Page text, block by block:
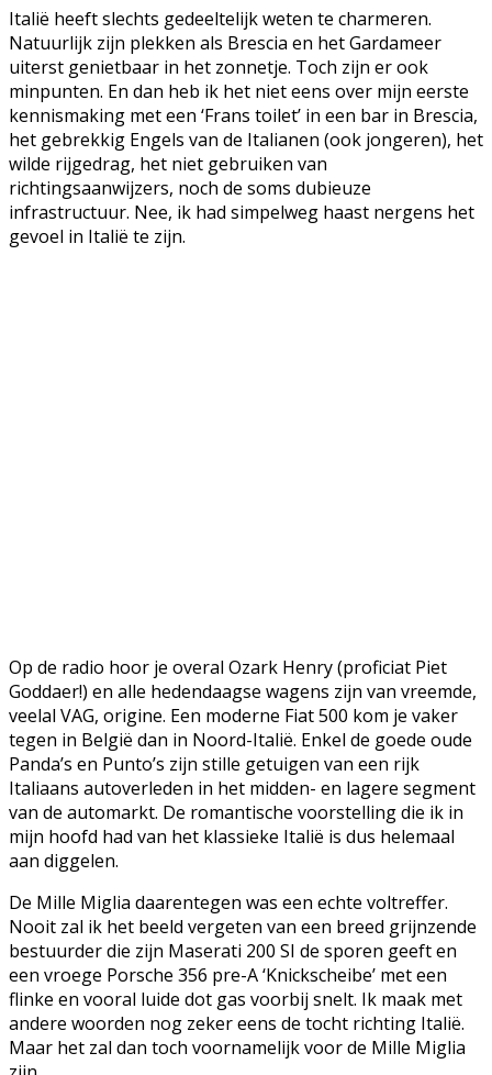
Italië heeft slechts gedeeltelijk weten te charmeren.
Natuurlijk zijn plekken als Brescia en het Gardameer
uiterst genietbaar in het zonnetje. Toch zijn er ook
minpunten. En dan heb ik het niet eens over mijn eerste
kennismaking met een ‘Frans toilet’ in een bar in Brescia,
het gebrekkig Engels van de Italianen (ook jongeren), het
wilde rijgedrag, het niet gebruiken van
richtingsaanwijzers, noch de soms dubieuze
infrastructuur. Nee, ik had simpelweg haast nergens het
gevoel in Italië te zijn.
Op de radio hoor je overal Ozark Henry (proficiat Piet
Goddaer!) en alle hedendaagse wagens zijn van vreemde,
veelal VAG, origine. Een moderne Fiat 500 kom je vaker
tegen in België dan in Noord-Italië. Enkel de goede oude
Panda’s en Punto’s zijn stille getuigen van een rijk
Italiaans autoverleden in het midden- en lagere segment
van de automarkt. De romantische voorstelling die ik in
mijn hoofd had van het klassieke Italië is dus helemaal
aan diggelen.
De Mille Miglia daarentegen was een echte voltreffer.
Nooit zal ik het beeld vergeten van een breed grijnzende
bestuurder die zijn Maserati 200 SI de sporen geeft en
een vroege Porsche 356 pre-A ‘Knickscheibe’ met een
flinke en vooral luide dot gas voorbij snelt. Ik maak met
andere woorden nog zeker eens de tocht richting Italië.
Maar het zal dan toch voornamelijk voor de Mille Miglia